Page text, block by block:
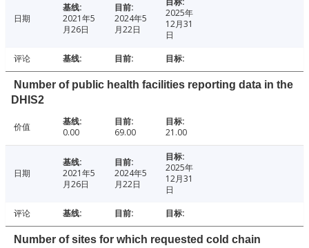
日期
2021年5
月26日
2024年5
月22日
2025年
12月31
日
评论
Number of public health facilities reporting data in the
DHIS2
价值 0.00 69.00 21.00
日期
2021年5
月26日
2024年5
月22日
2025年
12月31
日
评论
Number of sites for which requested cold chain